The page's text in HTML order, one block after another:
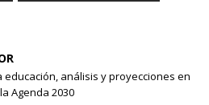
educación, análisis y proyecciones en
Agenda 2030